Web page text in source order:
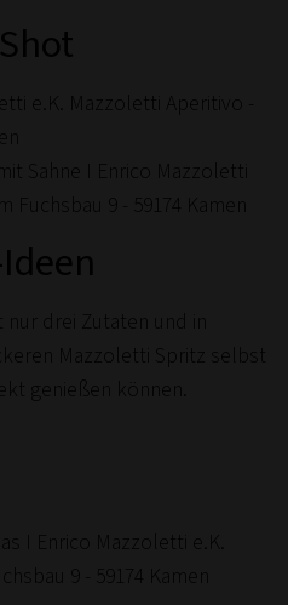
drei Zutaten und in
Mazzoletti Spritz selbst
genießen können.